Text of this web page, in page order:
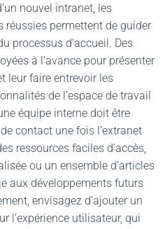
nouvel intranet, les
réussies permettent de guider
processus d’accueil. Des
à l’avance pour présenter
leur faire entrevoir les
de l’espace de travail
équipe interne doit être
contact une fois l’extranet
ressources faciles d’accès,
ou un ensemble d’articles
aux développements futurs
envisagez d’ajouter un
l’expérience utilisateur, qui